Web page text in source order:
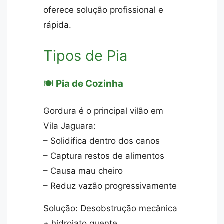
oferece solução profissional e
rápida.
Tipos de Pia
🍽️ Pia de Cozinha
Gordura é o principal vilão em
Vila Jaguara:
– Solidifica dentro dos canos
– Captura restos de alimentos
– Causa mau cheiro
– Reduz vazão progressivamente
Solução: Desobstrução mecânica